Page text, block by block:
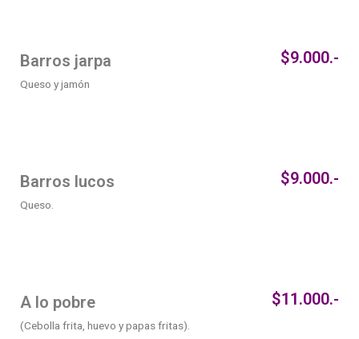
Barros jarpa
Queso y jamón
$9.000.-
Barros lucos
Queso.
$9.000.-
A lo pobre
(Cebolla frita, huevo y papas fritas).
$11.000.-